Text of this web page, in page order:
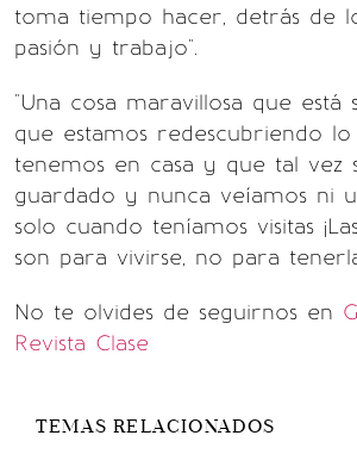
toma tiempo hacer, detrás de
pasión y trabajo".
"Una cosa maravillosa que está
que estamos redescubriendo
tenemos en casa y que tal vez
guardado y nunca veíamos ni
solo cuando teníamos visitas
son para vivirse, no para
No te olvides de seguirnos en
Revista Clase
TEMAS RELACIONADOS